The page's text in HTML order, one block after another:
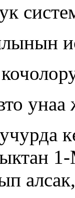
унаа